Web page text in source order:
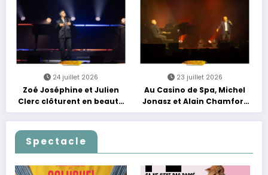
24 juillet 2026
Zoé Joséphine et Julien
Clerc clôturent en beauté
Les Nuits Francofolies au
Casino
23 juillet 2026
Au Casino de Spa, Michel
Jonasz et Alain Chamfort
célèbrent le temps qui
passe… sans jamais céder
Spectacle